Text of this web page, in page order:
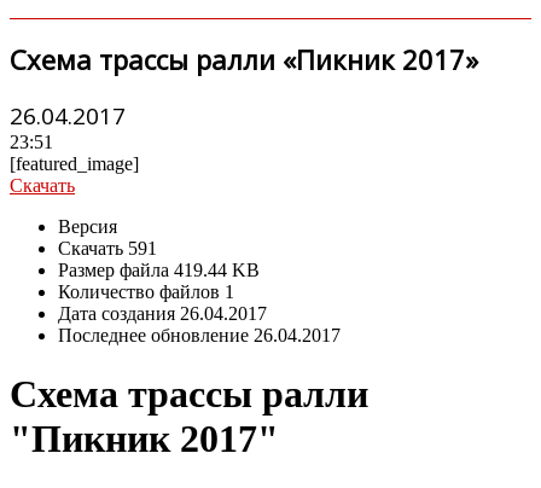
Схема трассы ралли «Пикник 2017»
26.04.2017
23:51
[featured_image]
Скачать
Версия
Скачать 591
Размер файла 419.44 KB
Количество файлов 1
Дата создания 26.04.2017
Последнее обновление 26.04.2017
Схема трассы ралли
"Пикник 2017"